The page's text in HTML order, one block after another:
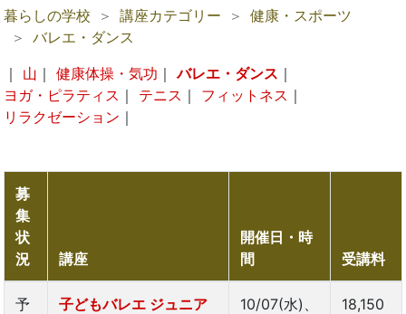
暮らしの学校 講座カテゴリー
健康・スポーツ
バレエ・ダンス
｜ 山 ｜ 健康体操・気功 ｜バレエ・ダンス ｜
ヨガ・ピラティス ｜ テニス ｜ フィットネス ｜
リラクゼーション ｜
募
集
状
況
講座
開催日・時
間
受講料
予
子どもバレエ ジュニア
10/07(水)、
18,150